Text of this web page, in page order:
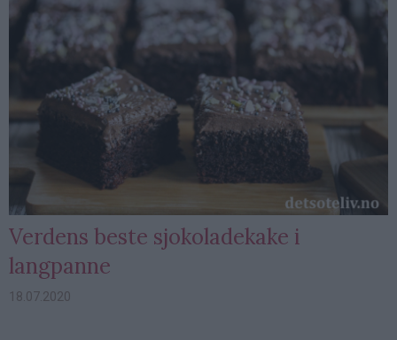
Verdens beste sjokoladekake i
langpanne
18.07.2020